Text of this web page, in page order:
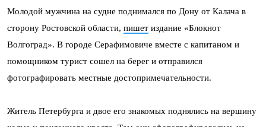
Молодой мужчина на судне поднимался по Дону от Калача в
сторону Ростовской области, пишет издание «Блокнот
Волгоград». В городе Серафимовиче вместе с капитаном и
помощником турист сошел на берег и отправился
фотографировать местные достопримечательности.
Житель Петербурга и двое его знакомых поднялись на вершину